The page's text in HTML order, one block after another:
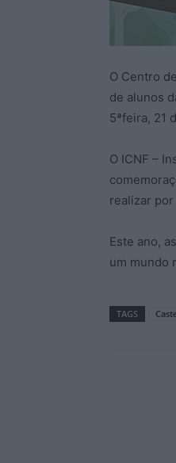
O Centro
de alunos
5ªfeira, 21
O ICNF –
realizar por
Este ano,
um mundo
TAGS